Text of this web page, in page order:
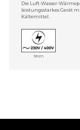
Die Luft-Wasser-
leistungsstarkes Gerät
Kältemittel.
Strom